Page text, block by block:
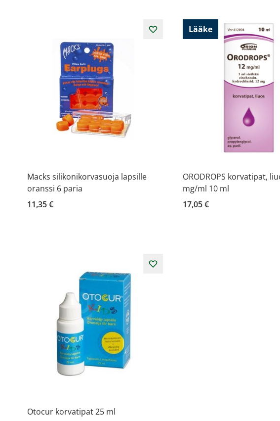
Macks silikonikorvasuoja lapsille
oranssi 6 paria
11,35 €
Lääke
ORODROPS korvatipat,
mg/ml 10 ml
17,05 €
Otocur korvatipat 25 ml